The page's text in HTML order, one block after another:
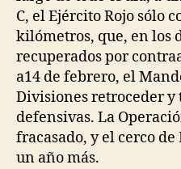
C, el Ejército Rojo sólo
kilómetros, que, en los
recuperados por
a14 de febrero, el
Divisiones retroceder y
defensivas. La
fracasado, y el cerco
un año más.